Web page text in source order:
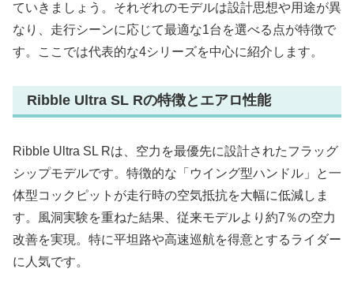
ていきましょう。それぞれのモデルは設計思想や用途が異
なり、走行シーンに応じて最適な1台を選べる点が特徴で
す。ここでは代表的な4シリーズを中心に紹介します。
Ribble Ultra SL Rの特徴とエアロ性能
Ribble Ultra SL Rは、空力を最優先に設計されたフラッグ
シップモデルです。特徴的な「ウイング型ハンドル」と一
体型コックピットが走行時の空気抵抗を大幅に低減しま
す。風洞実験を重ねた結果、従来モデルより約7％の空力
改善を実現。特に平坦路や高速巡航を得意とするライダー
に人気です。